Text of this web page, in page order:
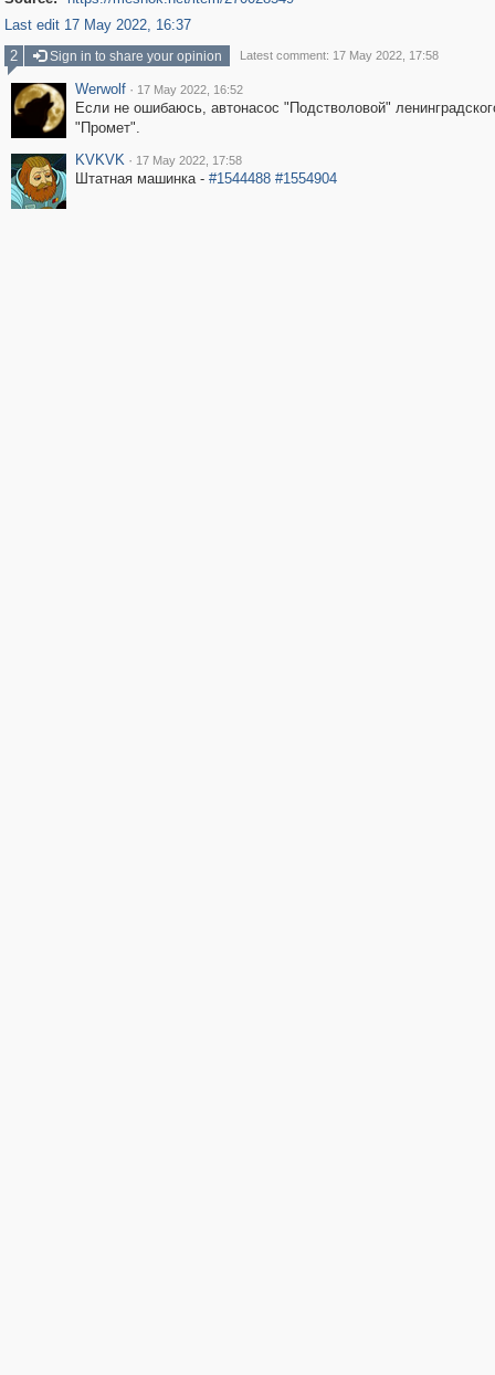
Last edit 17 May 2022, 16:37
2
Sign in to share your opinion Latest comment: 17 May 2022, 17:58
Werwolf · 17 May 2022, 16:52
Если не ошибаюсь, автонасос "Подстволовой"
"Промет".
KVKVK · 17 May 2022, 17:58
Штатная машинка - #1544488 #1554904